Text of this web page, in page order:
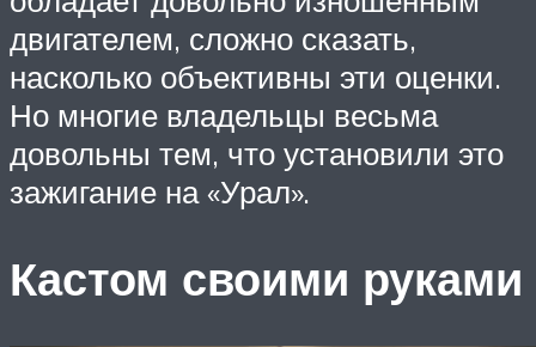
двигателем, сложно сказать,
насколько объективны эти оценки.
Но многие владельцы весьма
довольны тем, что установили это
зажигание на «Урал».
Кастом своими руками